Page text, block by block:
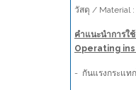
วัสดุ / Material
คำแนะนำการใ
Operating
- กันแรงกระแท